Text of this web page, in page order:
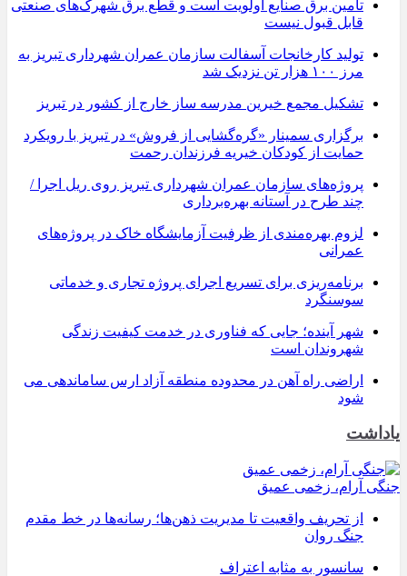
تامین برق صنایع اولویت است و قطع برق شهرک‌های صنعتی
قابل قبول نیست
تولید کارخانجات آسفالت سازمان عمران شهرداری تبریز به
مرز ۱۰۰ هزار تن نزدیک شد
تشکیل مجمع خیرین مدرسه ‌ساز خارج از کشور در تبریز
برگزاری سمینار «گره‌گشایی از فروش» در تبریز با رویکرد
حمایت از کودکان خیریه فرزندان رحمت
پروژه‌های سازمان عمران شهرداری تبریز روی ریل اجرا /
چند طرح در آستانه بهره‌برداری
لزوم بهره‌مندی از ظرفیت آزمایشگاه خاک در پروژه‌های
عمرانی
برنامه‌ریزی برای تسریع اجرای پروژه تجاری و خدماتی
سوسنگرد
شهر آینده؛ جایی که فناوری در خدمت کیفیت زندگی
شهروندان است
اراضی راه آهن در محدوده منطقه آزاد ارس ساماندهی می
شود
یاداشت
جنگی آرام، زخمی عمیق
از تحریف واقعیت تا مدیریت ذهن‌ها؛ رسانه‌ها در خط مقدم
جنگ روان
سانسور به مثابه اعتراف